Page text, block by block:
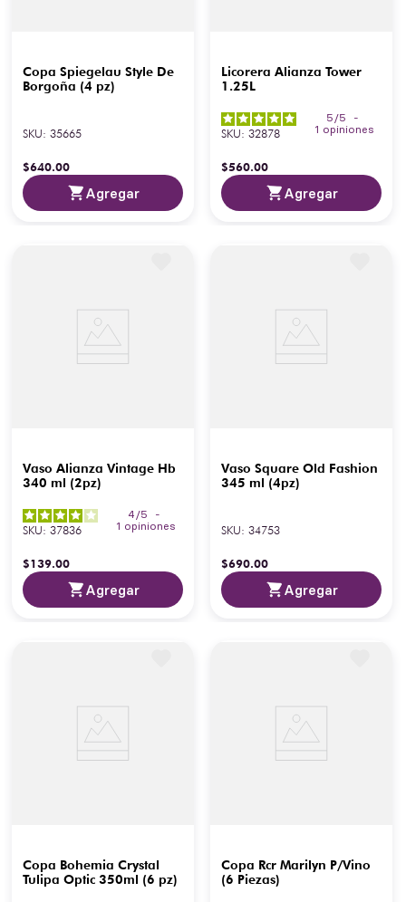
Copa Spiegelau Style De
Borgoña (4 pz)
SKU: 35665
$640.00
Agregar
Licorera Alianza Tower
1.25L
5 /5
-
1 opiniones
SKU: 32878
$560.00
Agregar
Vaso Alianza Vintage Hb
340 ml (2pz)
4 /5
-
1 opiniones
SKU: 37836
$139.00
Agregar
Vaso Square Old Fashion
345 ml (4pz)
SKU: 34753
$690.00
Agregar
Copa Bohemia Crystal
Tulipa Optic 350ml (6 pz)
Copa Rcr Marilyn P/Vino
(6 Piezas)